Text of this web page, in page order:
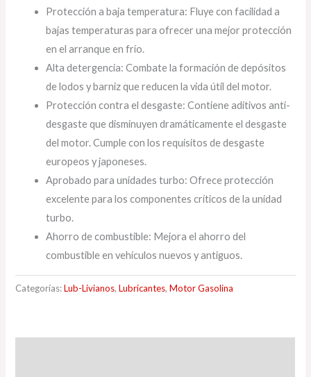
Protección a baja temperatura: Fluye con facilidad a
bajas temperaturas para ofrecer una mejor protección
en el arranque en frío.
Alta detergencia: Combate la formación de depósitos
de lodos y barniz que reducen la vida útil del motor.
Protección contra el desgaste: Contiene aditivos anti-
desgaste que disminuyen dramáticamente el desgaste
del motor. Cumple con los requisitos de desgaste
europeos y japoneses.
Aprobado para unidades turbo: Ofrece protección
excelente para los componentes críticos de la unidad
turbo.
Ahorro de combustible: Mejora el ahorro del
combustible en vehículos nuevos y antiguos.
Categorías:Lub-Livianos,Lubricantes,Motor Gasolina